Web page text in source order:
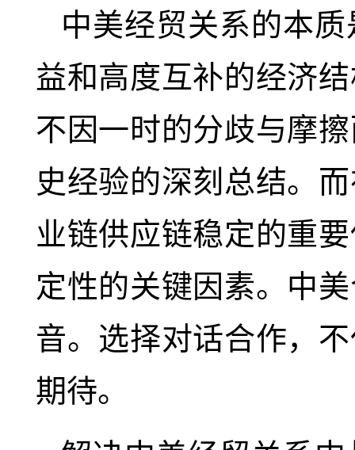
中美经贸关系的本
益和高度互补的经济
不因一时的分歧与摩
史经验的深刻总结。
业链供应链稳定的重
定性的关键因素。中
音。选择对话合作，
期待。